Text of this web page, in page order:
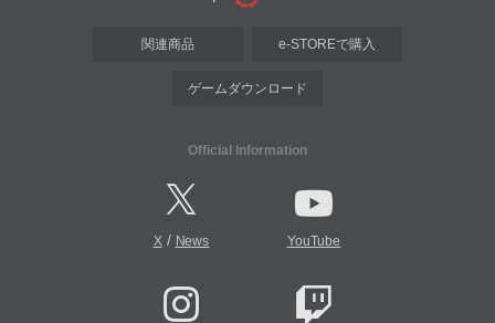
関連商品 e-STOREで購入
ゲームダウンロード
Official Information
X/ News YouTube